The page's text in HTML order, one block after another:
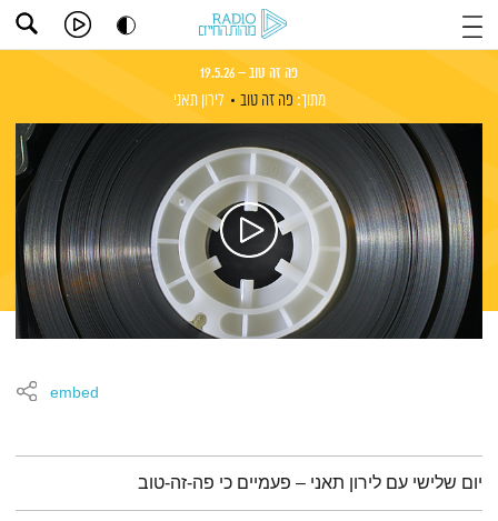
פה זה טוב – 19.5.26
מתוך: פה זה טוב לירון תאני
embed
תמצית הפודקאסט
יום שלישי עם לירון תאני – פעמיים כי פה-זה-טוב